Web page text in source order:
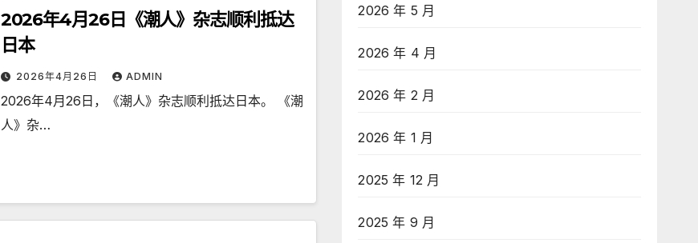
2026年4月26日《潮人》杂志顺利抵达
日本
2026年4月26日 ADMIN
2026年4月26日，《潮人》杂志顺利抵达日本。 《潮
人》杂…
2026 年 5 月
2026 年 4 月
2026 年 2 月
2026 年 1 月
2025 年 12 月
2025 年 9 月